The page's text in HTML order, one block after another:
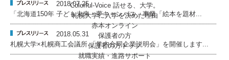
Colorful-Voice 話せる、大学。
札幌大学に入学を決めた理由
赤本オンライン
保護者の方
保護者の方トップ
就職実績・進路サポート
2018.07.25
「北海道150年 子ども未来・夢キャンパス」事業「絵本を題材...
2018.05.31
札幌大学×札幌商工会議所 「学内合同企業説明会」を開催します...